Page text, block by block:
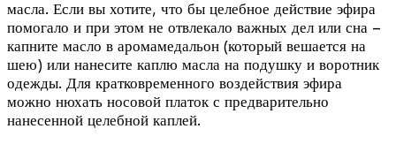
масла. Если вы хотите, что бы целебное действие эфира
помогало и при этом не отвлекало важных дел или сна –
капните масло в аромамедальон (который вешается на
шею) или нанесите каплю масла на подушку и воротник
одежды. Для кратковременного воздействия эфира
можно нюхать носовой платок с предварительно
нанесенной целебной каплей.